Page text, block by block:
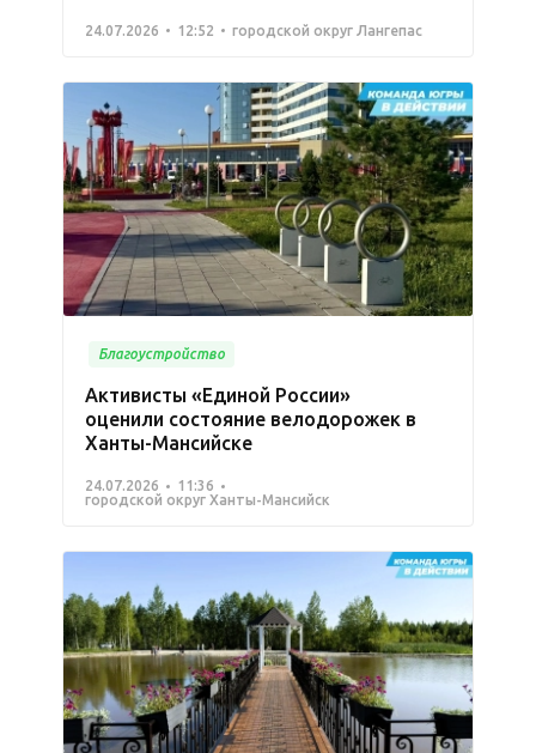
24.07.2026 12:52 городской округ Лангепас
Благоустройство
Активисты «Единой России»
оценили состояние велодорожек в
Ханты-Мансийске
24.07.2026
11:36
городской округ Ханты-Мансийск